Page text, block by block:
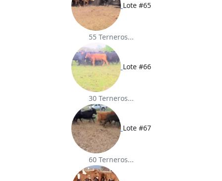
Lote #65
55 Terneros...
Lote #66
30 Terneros...
Lote #67
60 Terneros...